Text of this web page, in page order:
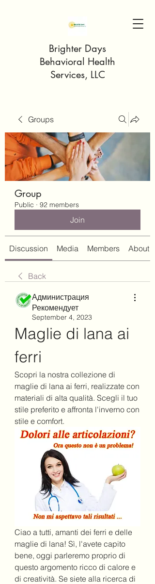
Brighter Days
Behavioral Health
Services, LLC
Groups
Group
Public · 92 members
Join
Discussion Media Members About
Back
Администрация
Рекомендует
September 4, 2023
Maglie di lana ai
ferri
Scopri la nostra collezione di
maglie di lana ai ferri, realizzate con
materiali di alta qualità. Scegli il tuo
stile preferito e affronta l'inverno con
stile e comfort.
Ciao a tutti, amanti dei ferri e delle
maglie di lana! Sì, l'avete capito
bene, oggi parleremo proprio di
questo argomento ricco di calore e
di creatività. Se siete alla ricerca di